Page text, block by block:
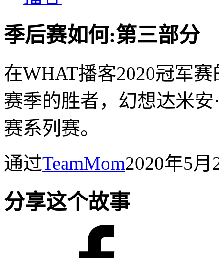
季后赛如何:第三部分
在WHAT播客2020冠军
赛季的胜者，幻想达米安
赛系列赛。
通过TeamMom2020年5
分享这个故事